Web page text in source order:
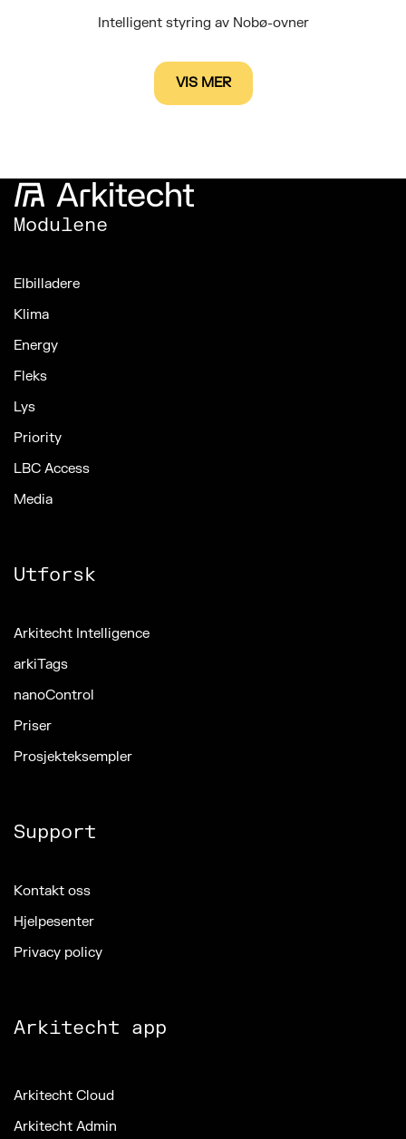
Intelligent styring av Nobø-ovner
VIS MER
Modulene
Elbilladere
Klima
Energy
Fleks
Lys
Priority
LBC Access
Media
Utforsk
Arkitecht Intelligence
arkiTags
nanoControl
Priser
Prosjekteksempler
Support
Kontakt oss
Hjelpesenter
Privacy policy
Arkitecht app
Arkitecht Cloud
Arkitecht Admin